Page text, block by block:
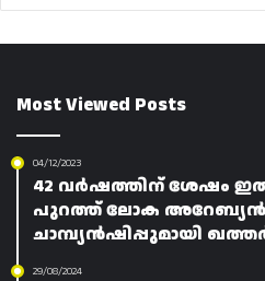
Most Viewed Posts
04/12/2023
42 വർഷത്തിന് ശേഷം
പുറത്ത് ലോക
ചാമ്പ്യൻഷിപ്പുമായി
29/08/2024